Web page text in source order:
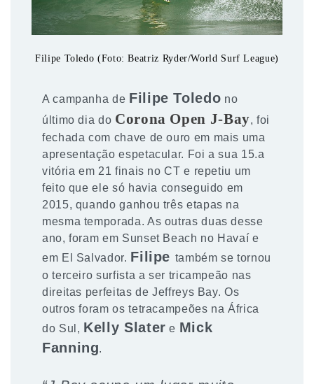
Filipe Toledo (Foto: Beatriz Ryder/World Surf League)
A campanha de Filipe Toledo no
último dia do Corona Open J-Bay, foi
fechada com chave de ouro em mais uma
apresentação espetacular. Foi a sua 15.a
vitória em 21 finais no CT e repetiu um
feito que ele só havia conseguido em
2015, quando ganhou três etapas na
mesma temporada. As outras duas desse
ano, foram em Sunset Beach no Havaí e
em El Salvador. Filipe também se tornou
o terceiro surfista a ser tricampeão nas
direitas perfeitas de Jeffreys Bay. Os
outros foram os tetracampeões na África
do Sul, Kelly Slater e Mick
Fanning.